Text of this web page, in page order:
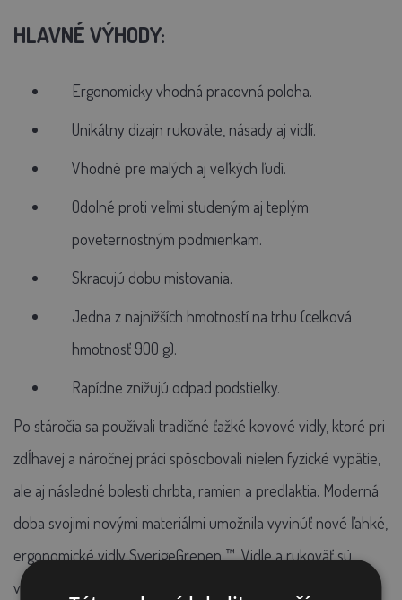
HLAVNÉ VÝHODY:
Ergonomicky vhodná pracovná poloha.
Unikátny dizajn rukoväte, násady aj vidlí.
Vhodné pre malých aj veľkých ľudí.
Odolné proti veľmi studeným aj teplým
poveternostným podmienkam.
Skracujú dobu mistovania.
Jedna z najnižších hmotností na trhu (celková
hmotnosť 900 g).
Rapídne znižujú odpad podstielky.
Po stáročia sa používali tradičné ťažké kovové vidly, ktoré pri
zdĺhavej a náročnej práci spôsobovali nielen fyzické vypätie,
ale aj následné bolesti chrbta, ramien a predlaktia. Moderná
doba svojimi novými materiálmi umožnila vyvinúť nové ľahké,
ergonomické vidlySverigeGrepen™. Vidle a rukoväť sú
vyrobené zo špeciálneho plastu a násada z eloxovaného